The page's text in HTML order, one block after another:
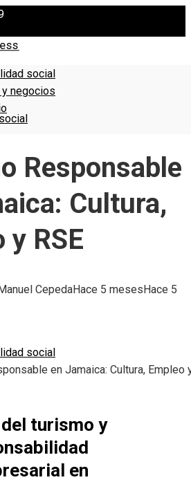
social
negocios
Responsable
Cultura,
y RSE
Manuel CepedaHace 5 meses Hace 5
social
en Jamaica: Cultura, Empleo
turismo y
en